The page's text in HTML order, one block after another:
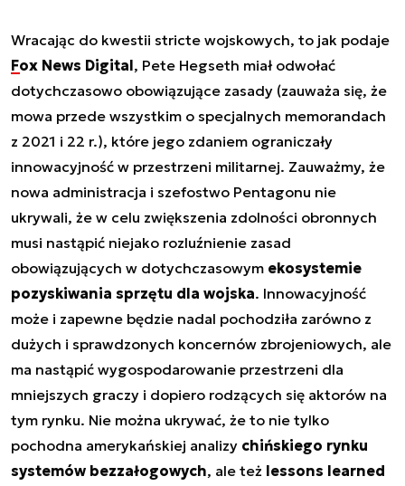
Wracając do kwestii stricte wojskowych, to jak podaje
Fox News Digital, Pete Hegseth miał odwołać
dotychczasowo obowiązujące zasady (zauważa się, że
mowa przede wszystkim o specjalnych memorandach
z 2021 i 22 r.), które jego zdaniem ograniczały
innowacyjność w przestrzeni militarnej. Zauważmy, że
nowa administracja i szefostwo Pentagonu nie
ukrywali, że w celu zwiększenia zdolności obronnych
musi nastąpić niejako rozluźnienie zasad
obowiązujących w dotychczasowym ekosystemie
pozyskiwania sprzętu dla wojska. Innowacyjność
może i zapewne będzie nadal pochodziła zarówno z
dużych i sprawdzonych koncernów zbrojeniowych, ale
ma nastąpić wygospodarowanie przestrzeni dla
mniejszych graczy i dopiero rodzących się aktorów na
tym rynku. Nie można ukrywać, że to nie tylko
pochodna amerykańskiej analizy chińskiego rynku
systemów bezzałogowych, ale też lessons learned